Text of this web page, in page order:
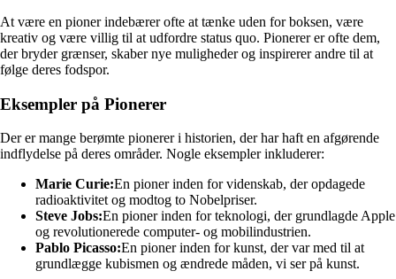
At være en pioner indebærer ofte at tænke uden for boksen, være
kreativ og være villig til at udfordre status quo. Pionerer er ofte dem,
der bryder grænser, skaber nye muligheder og inspirerer andre til at
følge deres fodspor.
Eksempler på Pionerer
Der er mange berømte pionerer i historien, der har haft en afgørende
indflydelse på deres områder. Nogle eksempler inkluderer:
Marie Curie:En pioner inden for videnskab, der opdagede
radioaktivitet og modtog to Nobelpriser.
Steve Jobs:En pioner inden for teknologi, der grundlagde Apple
og revolutionerede computer- og mobilindustrien.
Pablo Picasso:En pioner inden for kunst, der var med til at
grundlægge kubismen og ændrede måden, vi ser på kunst.